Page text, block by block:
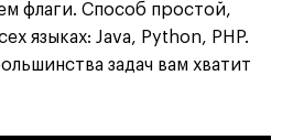
флаги. Способ простой,
языках: Java, Python, PHP.
задач вам хватит